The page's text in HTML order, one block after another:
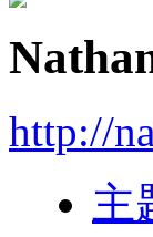
http://
主